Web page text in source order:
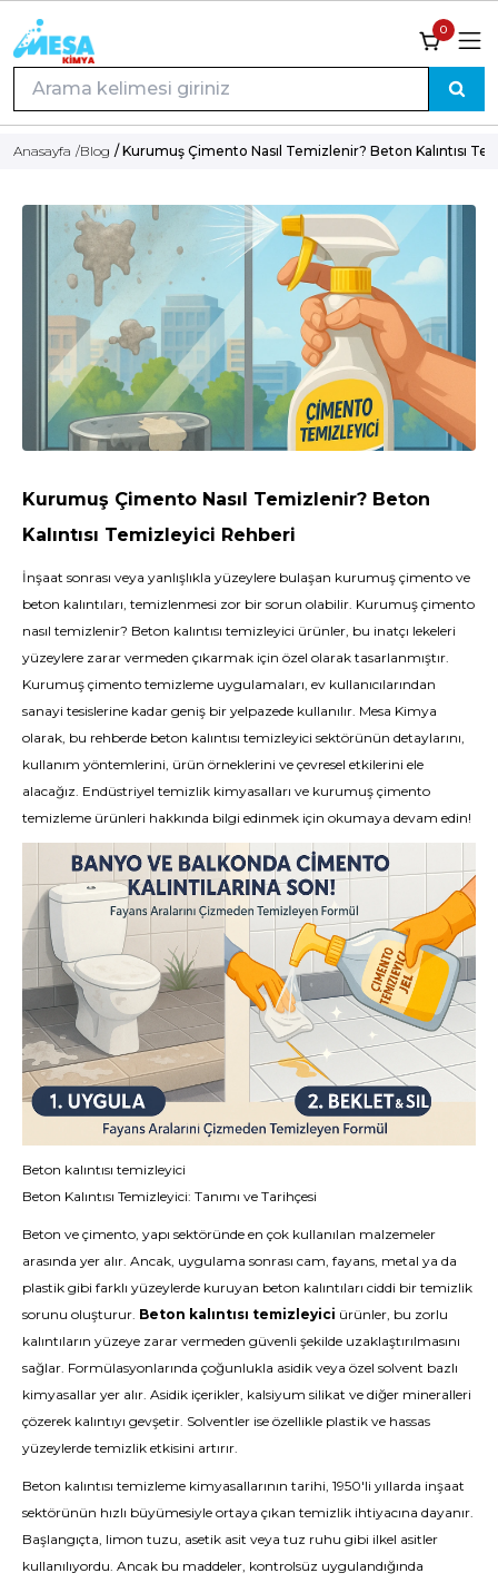
0
Anasayfa /Blog / Kurumuş Çimento Nasıl Temizlenir? Beton Kalıntısı
Kurumuş Çimento Nasıl Temizlenir? Beton
Kalıntısı Temizleyici Rehberi
İnşaat sonrası veya yanlışlıkla yüzeylere bulaşan kurumuş çimento ve
beton kalıntıları, temizlenmesi zor bir sorun olabilir. Kurumuş çimento
nasıl temizlenir? Beton kalıntısı temizleyici ürünler, bu inatçı lekeleri
yüzeylere zarar vermeden çıkarmak için özel olarak tasarlanmıştır.
Kurumuş çimento temizleme uygulamaları, ev kullanıcılarından
sanayi tesislerine kadar geniş bir yelpazede kullanılır. Mesa Kimya
olarak, bu rehberde beton kalıntısı temizleyici sektörünün detaylarını,
kullanım yöntemlerini, ürün örneklerini ve çevresel etkilerini ele
alacağız. Endüstriyel temizlik kimyasalları ve kurumuş çimento
temizleme ürünleri hakkında bilgi edinmek için okumaya devam edin!
Beton kalıntısı temizleyici
Beton Kalıntısı Temizleyici: Tanımı ve Tarihçesi
Beton ve çimento, yapı sektöründe en çok kullanılan malzemeler
arasında yer alır. Ancak, uygulama sonrası cam, fayans, metal ya da
plastik gibi farklı yüzeylerde kuruyan beton kalıntıları ciddi bir temizlik
sorunu oluşturur. Beton kalıntısı temizleyici ürünler, bu zorlu
kalıntıların yüzeye zarar vermeden güvenli şekilde uzaklaştırılmasını
sağlar. Formülasyonlarında çoğunlukla asidik veya özel solvent bazlı
kimyasallar yer alır. Asidik içerikler, kalsiyum silikat ve diğer mineralleri
çözerek kalıntıyı gevşetir. Solventler ise özellikle plastik ve hassas
yüzeylerde temizlik etkisini artırır.
Beton kalıntısı temizleme kimyasallarının tarihi, 1950'li yıllarda inşaat
sektörünün hızlı büyümesiyle ortaya çıkan temizlik ihtiyacına dayanır.
Başlangıçta, limon tuzu, asetik asit veya tuz ruhu gibi ilkel asitler
kullanılıyordu. Ancak bu maddeler, kontrolsüz uygulandığında